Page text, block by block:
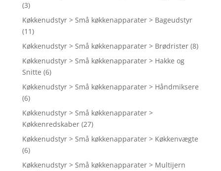
(3)
Køkkenudstyr > Små køkkenapparater > Bageudstyr
(11)
Køkkenudstyr > Små køkkenapparater > Brødrister (8)
Køkkenudstyr > Små køkkenapparater > Hakke og
Snitte (6)
Køkkenudstyr > Små køkkenapparater > Håndmiksere
(6)
Køkkenudstyr > Små køkkenapparater >
Køkkenredskaber (27)
Køkkenudstyr > Små køkkenapparater > Køkkenvægte
(6)
Køkkenudstyr > Små køkkenapparater > Multijern